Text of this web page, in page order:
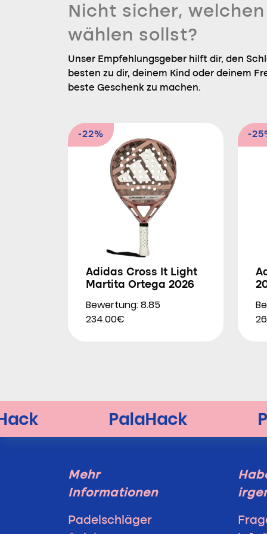
Nicht sicher,
wählen sollst?
Unser Empfehlungsgeber hilft dir, den
besten zu dir, deinem Kind oder deinem
beste Geschenk zu machen.
-22%
Adidas Cross It Light
Martita Ortega 2026
Bewertung: 8.85
234.00€
-
Mehr
Informationen
Padelschläger